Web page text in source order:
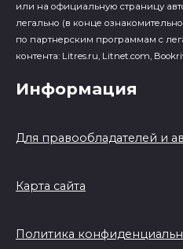
или на официальную страницу
легально (в конце
по партнерским программам с
контента: Litres.ru, Litnet.com,
Информация
Для правообладателей и
Карта сайта
Политика